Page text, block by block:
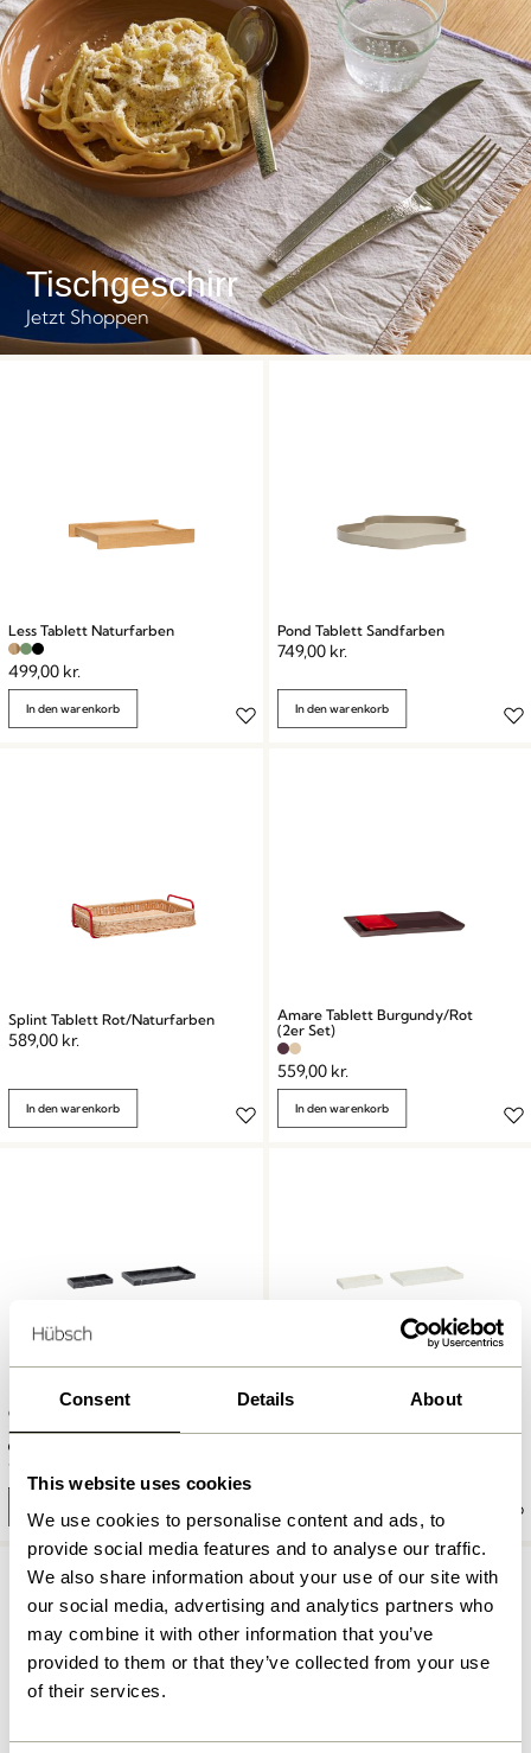
Consent Details About
This website uses cookies
We use cookies to personalise content and ads, to
provide social media features and to analyse our traffic.
We also share information about your use of our site with
our social media, advertising and analytics partners who
may combine it with other information that you’ve
provided to them or that they’ve collected from your use
of their services.
Tischgeschirr
Jetzt Shoppen
Less Tablett Naturfarben
499,00 kr.
In den warenkorb
Pond Tablett Sandfarben
749,00 kr.
In den warenkorb
Splint Tablett Rot/Naturfarben
589,00 kr.
In den warenkorb
Amare Tablett Burgundy/Rot
(2er Set)
559,00 kr.
In den warenkorb
Grand Tabletts Schwarz (2er
Set)
1.249,00